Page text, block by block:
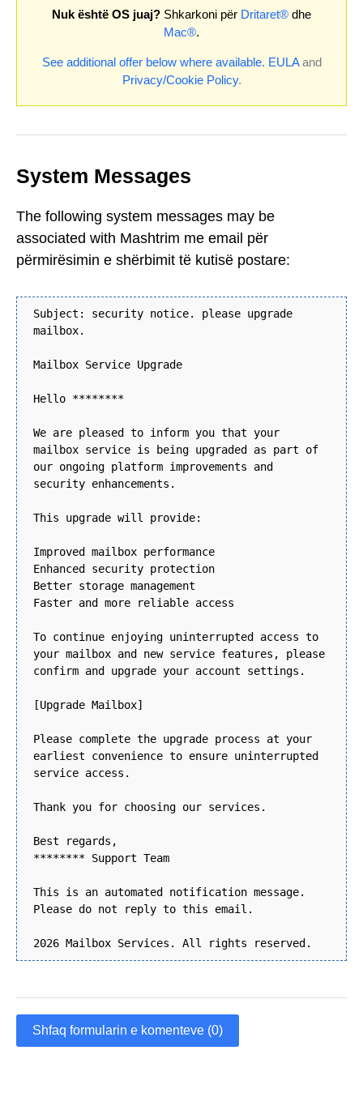
Nuk është OS juaj? Shkarkoni për Dritaret® dhe
Mac®.
See additional offer below where available. EULAand
Privacy/Cookie Policy.
System Messages
The following system messages may be
associated with Mashtrim me email për
përmirësimin e shërbimit të kutisë postare:
Subject: security notice. please upgrade
mailbox.
Mailbox Service Upgrade
Hello ********
We are pleased to inform you that your
mailbox service is being upgraded as part of
our ongoing platform improvements and
security enhancements.
This upgrade will provide:
Improved mailbox performance
Enhanced security protection
Better storage management
Faster and more reliable access
To continue enjoying uninterrupted access to
your mailbox and new service features, please
confirm and upgrade your account settings.
[Upgrade Mailbox]
Please complete the upgrade process at your
earliest convenience to ensure uninterrupted
service access.
Thank you for choosing our services.
Best regards,
******** Support Team
This is an automated notification message.
Please do not reply to this email.
2026 Mailbox Services. All rights reserved.
Shfaq formularin e komenteve (0)